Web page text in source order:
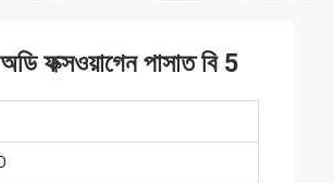
ফক্সওয়াগেন পাসাত বি 5